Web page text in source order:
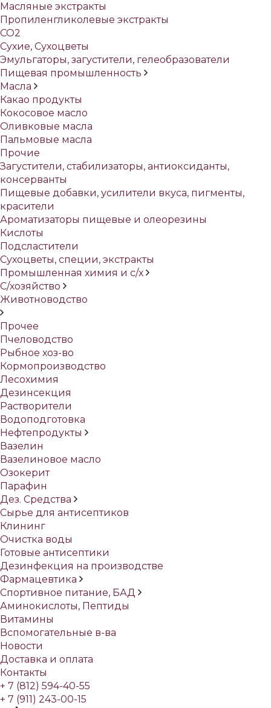
Масляные экстракты
Пропиленгликолевые экстракты
СО2
Сухие, Сухоцветы
Эмульгаторы, загустители, гелеобразователи
Пищевая промышленность
Масла
Какао продукты
Кокосовое масло
Оливковые масла
Пальмовые масла
Прочие
Загустители, стабилизаторы, антиоксиданты,
консерванты
Пищевые добавки, усилители вкуса, пигменты,
красители
Ароматизаторы пищевые и олеорезины
Кислоты
Подсластители
Сухоцветы, специи, экстракты
Промышленная химия и с/х
С/хозяйство
Животноводство
Прочее
Пчеловодство
Рыбное хоз-во
Кормопроизводство
Лесохимия
Дезинсекция
Растворители
Водоподготовка
Нефтепродукты
Вазелин
Вазелиновое масло
Озокерит
Парафин
Дез. Средства
Сырье для антисептиков
Клининг
Очистка воды
Готовые антисептики
Дезинфекция на производстве
Фармацевтика
Спортивное питание, БАД
Аминокислоты, Пептиды
Витамины
Вспомогательные в-ва
Новости
Доставка и оплата
Контакты
+ 7 (812) 594-40-55
+ 7 (911) 243-00-15